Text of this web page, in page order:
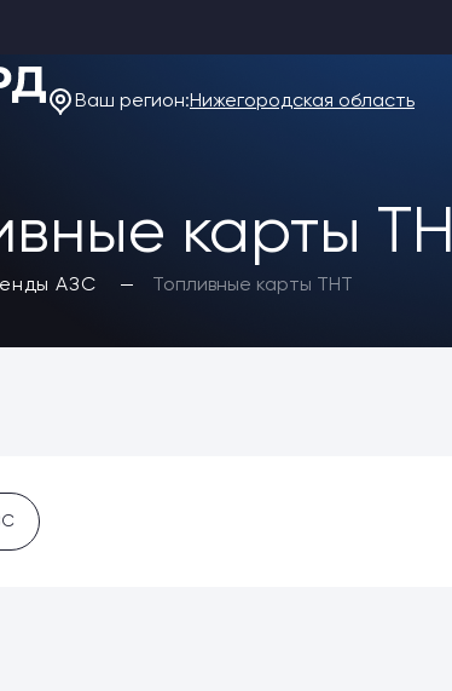
Ваш регион:Нижегородская область
карты
АЗС Топливные карты ТНТ